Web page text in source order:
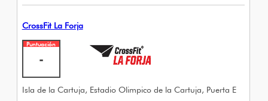
CrossFit La Forja
Puntuación
-
Isla de la Cartuja, Estadio Olimpico de la Cartuja, Puerta E